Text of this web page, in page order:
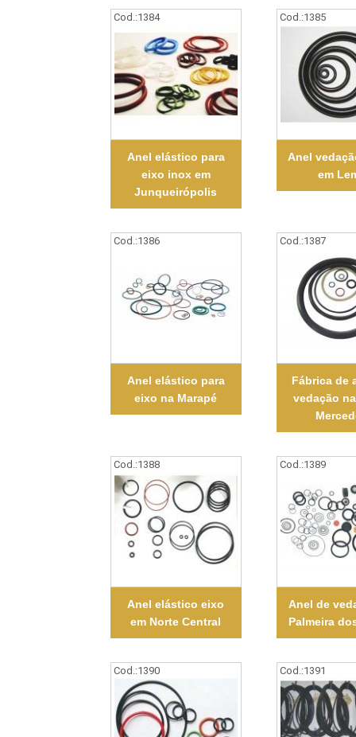
Cod.:1384
Anel elástico para
eixo inox em
Junqueirópolis
Cod.:1385
Anel
em
Cod.:1386
Anel elástico para
eixo na Marapé
Cod.:1387
Fábrica de
vedação
Cod.:1388
Anel elástico eixo
em Norte Central
Cod.:1389
Anel de
Palmeira
Cod.:1390 Cod.:1391